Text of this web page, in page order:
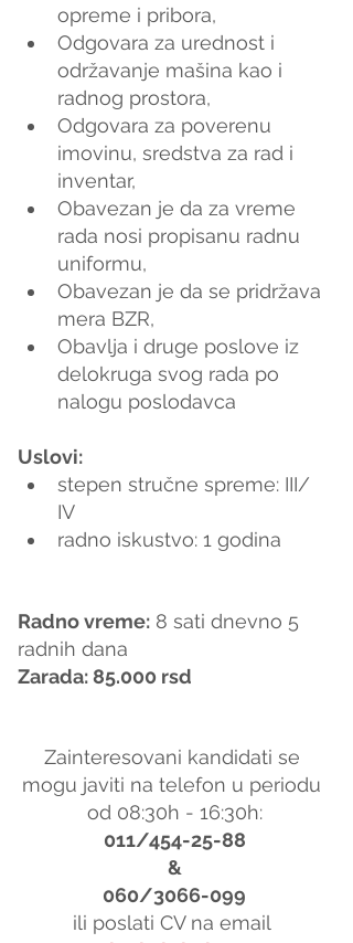
opreme i pribora,
Odgovara za urednost i
održavanje mašina kao i
radnog prostora,
Odgovara za poverenu
imovinu, sredstva za rad i
inventar,
Obavezan je da za vreme
rada nosi propisanu radnu
uniformu,
Obavezan je da se pridržava
mera BZR,
Obavlja i druge poslove iz
delokruga svog rada po
nalogu poslodavca
Uslovi:
stepen stručne spreme: III/
IV
radno iskustvo: 1 godina
Radno vreme: 8 sati dnevno 5
radnih dana
Zarada: 85.000 rsd
Zainteresovani kandidati se
mogu javiti na telefon u periodu
od 08:30h - 16:30h:
011/454-25-88
&
060/3066-099
ili poslati CV na email